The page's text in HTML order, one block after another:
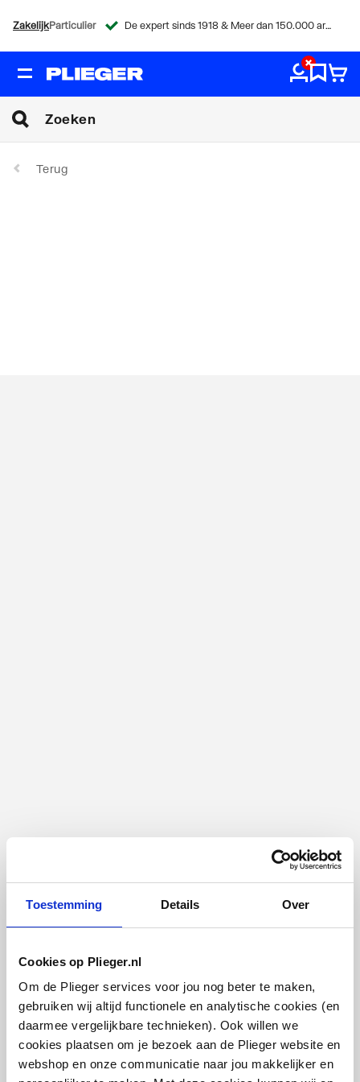
Toestemming Details Over
Cookies op Plieger.nl
Om de Plieger services voor jou nog beter te maken,
gebruiken wij altijd functionele en analytische cookies (en
daarmee vergelijkbare technieken). Ook willen we
cookies plaatsen om je bezoek aan de Plieger website en
webshop en onze communicatie naar jou makkelijker en
ZakelijkParticulier De expert sinds 1918 & Meer dan 150.000 artikelen
Terug